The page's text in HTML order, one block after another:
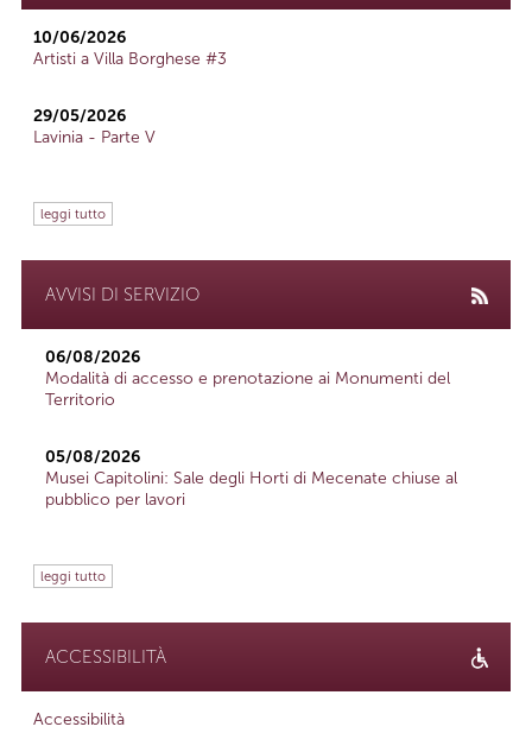
10/06/2026
Artisti a Villa Borghese #3
29/05/2026
Lavinia - Parte V
leggi tutto
AVVISI DI SERVIZIO
06/08/2026
Modalità di accesso e prenotazione ai Monumenti del
Territorio
05/08/2026
Musei Capitolini: Sale degli Horti di Mecenate chiuse al
pubblico per lavori
leggi tutto
ACCESSIBILITÀ
Accessibilità